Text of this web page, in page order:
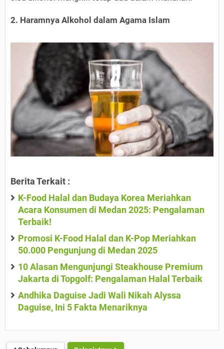
2. Haramnya Alkohol dalam Agama Islam
Berita Terkait :
K-Food Halal dan Budaya Korea Meriahkan
Acara Konsumen di Medan 2025: Pengalaman
Terbaik!
Promosi K-Food Halal dan K-Pop Meriahkan
50.000 Pengunjung di Medan 2025
10 Alasan Mengunjungi Steakhouse Premium
Jakarta di Topgolf: Pengalaman Halal Terbaik
Andhika Daguise Jadi Wali Nikah Alyssa
Daguise, Ini 5 Fakta Menariknya